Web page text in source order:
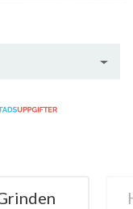
HSB